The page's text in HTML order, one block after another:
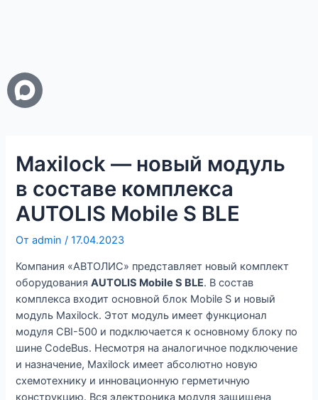
Maxilock — новый модуль
в составе комплекса
AUTOLIS Mobile S BLE
От admin/17.04.2023
Компания «АВТОЛИС» представляет новый комплект
оборудованияAUTOLIS Mobile S BLE. В состав
комплекса входит основной блок Mobile S и новый
модуль Maxilock. Этот модуль имеет функционал
модуля CBI-500 и подключается к основному блоку по
шине CodeBus. Несмотря на аналогичное подключение
и назначение, Maxilock имеет абсолютно новую
схемотехнику и инновационную герметичную
конструкцию. Вся электроника модуля защищена